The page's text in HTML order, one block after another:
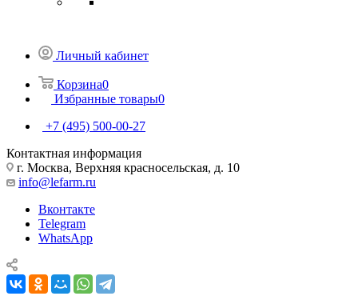
Личный кабинет
Корзина0
Избранные товары0
+7 (495) 500-00-27
Контактная информация
г. Москва, Верхняя красносельская, д. 10
info@lefarm.ru
Вконтакте
Telegram
WhatsApp